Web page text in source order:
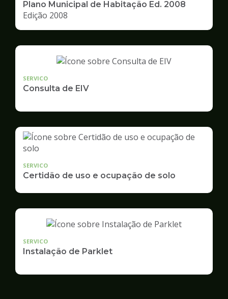
Plano Municipal de Habitação Ed. 2008
Edição 2008
SERVICO
Consulta de EIV
SERVICO
Certidão de uso e ocupação de solo
SERVICO
Instalação de Parklet